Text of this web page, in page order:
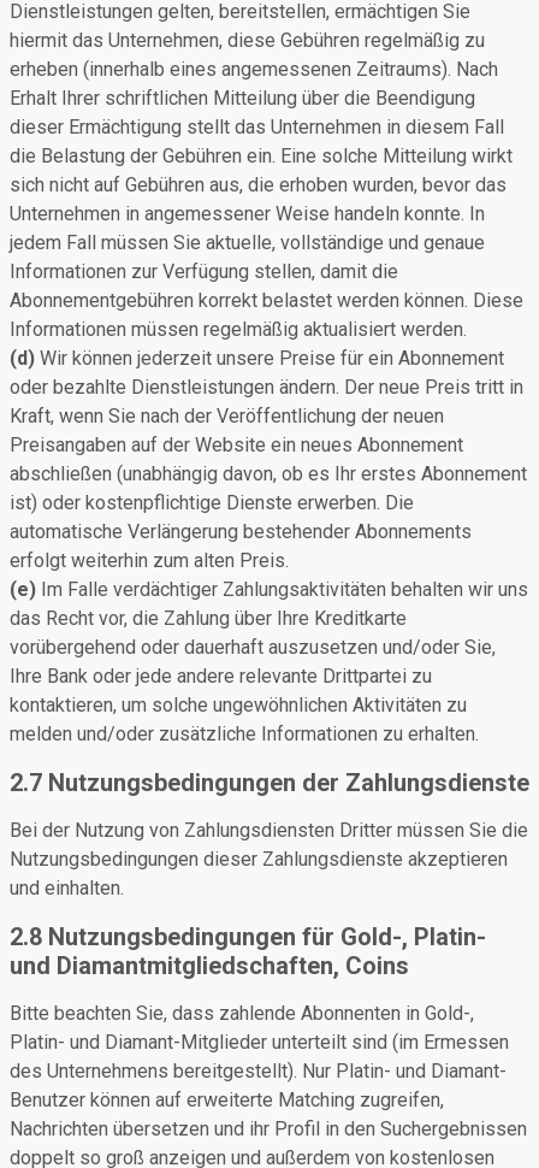
Dienstleistungen gelten, bereitstellen, ermächtigen Sie
hiermit das Unternehmen, diese Gebühren regelmäßig zu
erheben (innerhalb eines angemessenen Zeitraums). Nach
Erhalt Ihrer schriftlichen Mitteilung über die Beendigung
dieser Ermächtigung stellt das Unternehmen in diesem Fall
die Belastung der Gebühren ein. Eine solche Mitteilung wirkt
sich nicht auf Gebühren aus, die erhoben wurden, bevor das
Unternehmen in angemessener Weise handeln konnte. In
jedem Fall müssen Sie aktuelle, vollständige und genaue
Informationen zur Verfügung stellen, damit die
Abonnementgebühren korrekt belastet werden können. Diese
Informationen müssen regelmäßig aktualisiert werden.
(d) Wir können jederzeit unsere Preise für ein Abonnement
oder bezahlte Dienstleistungen ändern. Der neue Preis tritt in
Kraft, wenn Sie nach der Veröffentlichung der neuen
Preisangaben auf der Website ein neues Abonnement
abschließen (unabhängig davon, ob es Ihr erstes Abonnement
ist) oder kostenpflichtige Dienste erwerben. Die
automatische Verlängerung bestehender Abonnements
erfolgt weiterhin zum alten Preis.
(e) Im Falle verdächtiger Zahlungsaktivitäten behalten wir uns
das Recht vor, die Zahlung über Ihre Kreditkarte
vorübergehend oder dauerhaft auszusetzen und/oder Sie,
Ihre Bank oder jede andere relevante Drittpartei zu
kontaktieren, um solche ungewöhnlichen Aktivitäten zu
melden und/oder zusätzliche Informationen zu erhalten.
2.7 Nutzungsbedingungen der Zahlungsdienste
Bei der Nutzung von Zahlungsdiensten Dritter müssen Sie die
Nutzungsbedingungen dieser Zahlungsdienste akzeptieren
und einhalten.
2.8 Nutzungsbedingungen für Gold-, Platin-
und Diamantmitgliedschaften, Coins
Bitte beachten Sie, dass zahlende Abonnenten in Gold-,
Platin- und Diamant-Mitglieder unterteilt sind (im Ermessen
des Unternehmens bereitgestellt). Nur Platin- und Diamant-
Benutzer können auf erweiterte Matching zugreifen,
Nachrichten übersetzen und ihr Profil in den Suchergebnissen
doppelt so groß anzeigen und außerdem von kostenlosen